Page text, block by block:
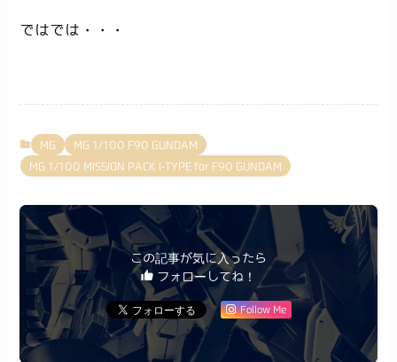
ではでは・・・
MG
MG 1/100 F90 GUNDAM
MG 1/100 MISSION PACK I-TYPE for F90 GUNDAM
この記事が気に入ったら
フォローしてね！
Follow Me